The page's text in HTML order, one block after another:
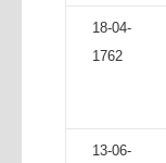
18-04-
1762
13-06-